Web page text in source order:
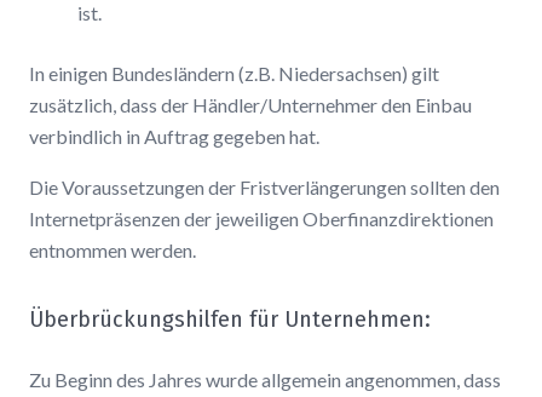
ist.
In einigen Bundesländern (z.B. Niedersachsen) gilt
zusätzlich, dass der Händler/Unternehmer den Einbau
verbindlich in Auftrag gegeben hat.
Die Voraussetzungen der Fristverlängerungen sollten den
Internetpräsenzen der jeweiligen Oberfinanzdirektionen
entnommen werden.
Überbrückungshilfen für Unternehmen:
Zu Beginn des Jahres wurde allgemein angenommen, dass